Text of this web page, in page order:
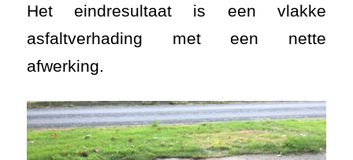
Het eindresultaat is een vlakke
asfaltverhading met een nette
afwerking.